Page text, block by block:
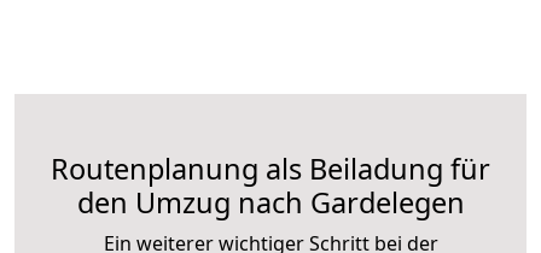
Routenplanung als Beiladung für
den Umzug nach Gardelegen
Ein weiterer wichtiger Schritt bei der